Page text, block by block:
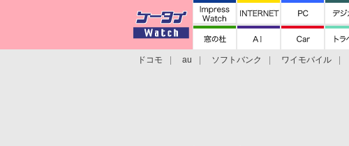
ドコモ au ソフトバンク ワイモバイル